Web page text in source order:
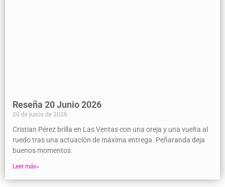
Reseña 20 Junio 2026
20 de junio de 2026
Cristian Pérez brilla en Las Ventas con una oreja y una vuelta al
ruedo tras una actuación de máxima entrega. Peñaranda deja
buenos momentos.
Leer más»